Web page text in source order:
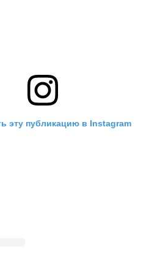
эту публикацию в Instagram